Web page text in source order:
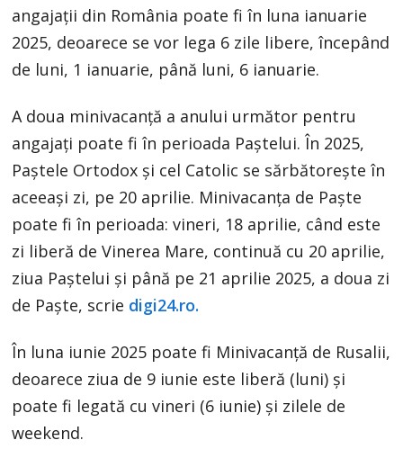
angajații din România poate fi în luna ianuarie
2025, deoarece se vor lega 6 zile libere, începând
de luni, 1 ianuarie, până luni, 6 ianuarie.
A doua minivacanță a anului următor pentru
angajați poate fi în perioada Paștelui. În 2025,
Paștele Ortodox și cel Catolic se sărbătorește în
aceeași zi, pe 20 aprilie. Minivacanța de Paște
poate fi în perioada: vineri, 18 aprilie, când este
zi liberă de Vinerea Mare, continuă cu 20 aprilie,
ziua Paștelui și până pe 21 aprilie 2025, a doua zi
de Paște, scrie digi24.ro.
În luna iunie 2025 poate fi Minivacanță de Rusalii,
deoarece ziua de 9 iunie este liberă (luni) și
poate fi legată cu vineri (6 iunie) și zilele de
weekend.